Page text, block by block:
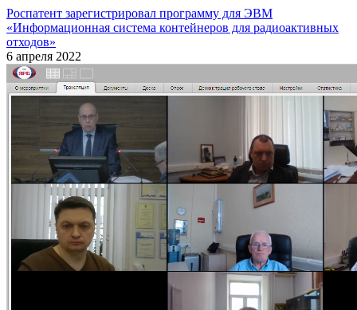
Роспатент зарегистрировал программу для ЭВМ
«Информационная система контейнеров для радиоактивных
отходов»
6 апреля 2022